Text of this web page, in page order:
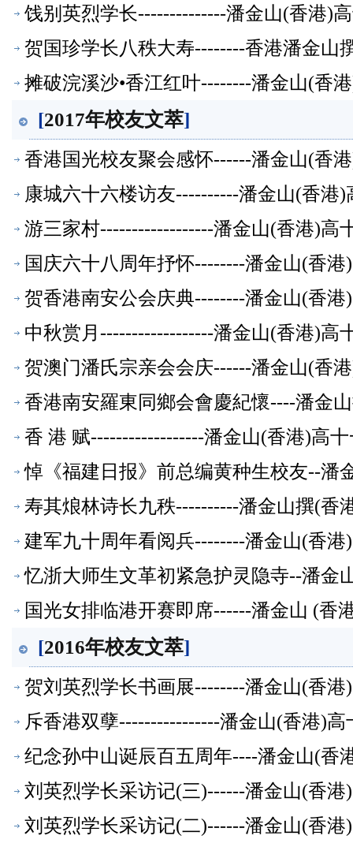
饯别英烈学长--------------潘金山(香港)
贺国珍学长八秩大寿--------香港潘金山
摊破浣溪沙•香江红叶--------潘金山(香
[2017年校友文萃]
香港国光校友聚会感怀------潘金山(香
康城六十六楼访友----------潘金山(香港
游三家村------------------潘金山(香港)高
国庆六十八周年抒怀--------潘金山(香
贺香港南安公会庆典--------潘金山(香
中秋赏月------------------潘金山(香港)高
贺澳门潘氏宗亲会会庆------潘金山(香
香港南安羅東同鄉会會慶紀懷----潘金
香 港 赋------------------潘金山(香港)高
悼《福建日报》前总编黄种生校友--潘
寿其烺林诗长九秩----------潘金山撰(香
文萃】
建军九十周年看阅兵--------潘金山(香
忆浙大师生文革初紧急护灵隐寺--潘金
国光女排临港开赛即席------潘金山 (香
[2016年校友文萃]
贺刘英烈学长书画展--------潘金山(香
斥香港双孽----------------潘金山(香港)
纪念孙中山诞辰百五周年----潘金山(香
刘英烈学长采访记(三)------潘金山(香港
刘英烈学长采访记(二)------潘金山(香港